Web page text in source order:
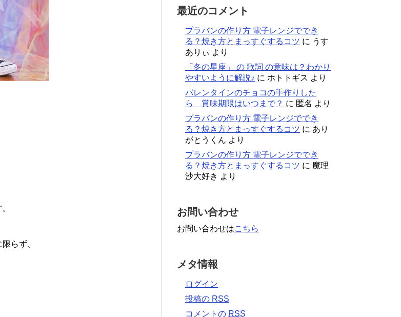
らず、
最近のコメント
プラバンの作り方 電子レンジででき
る？焼き方とまっすぐするコツ に うす
ありぃ より
「冬の星座」 の 歌詞 の意味は？わかり
やすいように解説♪ に ホトトギス より
バレンタインのチョコの手作りした
ら 賞味期限はいつまで？ に 匿名 より
プラバンの作り方 電子レンジででき
る？焼き方とまっすぐするコツ に あり
がとうくん より
プラバンの作り方 電子レンジででき
る？焼き方とまっすぐするコツ に 魔理
沙大好き より
お問い合わせ
お問い合わせはこちら
メタ情報
ログイン
投稿の RSS
コメントの RSS